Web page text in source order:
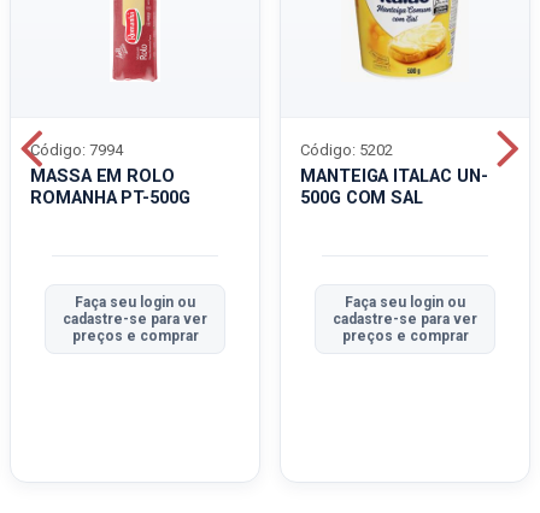
MASSA EM ROLO
ROMANHA PT-500G
Código: 7994
Faça seu login ou
cadastre-se para ver
preços e comprar
MANTEIGA ITALAC UN-
500G COM SAL
Código: 5202
Faça seu login ou
cadastre-se para ver
preços e comprar